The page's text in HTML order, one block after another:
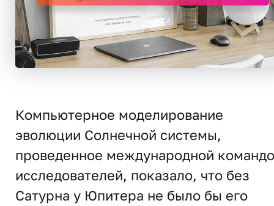
Компьютерное моделирование
эволюции Солнечной системы,
проведенное международной
исследователей, показало, что без
Сатурна у Юпитера не было бы его